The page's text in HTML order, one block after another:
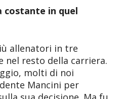
costante in quel
allenatori in tre
nel resto della carriera.
molti di noi
Mancini per